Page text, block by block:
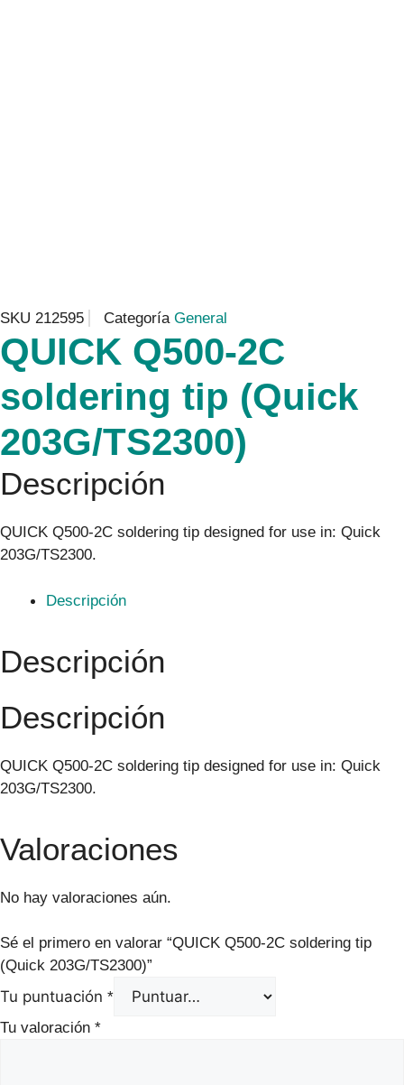
SKU 212595 Categoría General
QUICK Q500-2C
soldering tip (Quick
203G/TS2300)
Descripción
QUICK Q500-2C soldering tip designed for use in: Quick
203G/TS2300.
Descripción
Descripción
Descripción
QUICK Q500-2C soldering tip designed for use in: Quick
203G/TS2300.
Valoraciones
No hay valoraciones aún.
Sé el primero en valorar “QUICK Q500-2C soldering tip
(Quick 203G/TS2300)”
Tu puntuación *
Tu valoración *